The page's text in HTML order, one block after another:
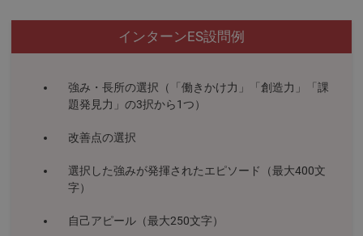
インターンES設問例
強み・長所の選択（「働きかけ力」「創造力」「課
題発見力」の3択から1つ）
改善点の選択
選択した強みが発揮されたエピソード（最大400文
字）
自己アピール（最大250文字）